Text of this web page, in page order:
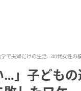
学で夫婦だけの生活…40代女性の
…」子ども